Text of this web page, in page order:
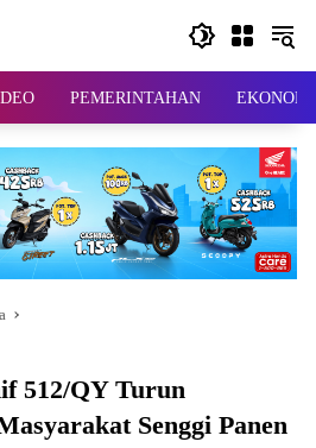
PEMERINTAHAN EKONOMI
512/QY Turun
Senggi Panen